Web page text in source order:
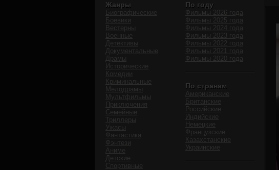
Жанры
Биографические
Боевики
Вестерны
Военные
Детективы
Документальные
Драмы
Исторические
Комедии
Криминальные
Мелодрамы
Мультфильмы
Приключения
Семейные
Триллеры
Ужасы
Фантастика
Фэнтези
Аниме
Детские
Спортивные
По году
Фильмы 2026 года
Фильмы 2025 года
Фильмы 2024 года
Фильмы 2023 года
Фильмы 2022 года
Фильмы 2021 года
Фильмы 2020 года
По странам
Американские
Британские
Российские
Индийские
Немецкие
Французские
Казахстанские
Украинские